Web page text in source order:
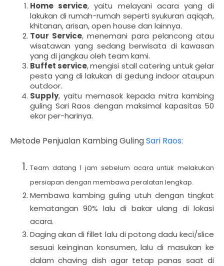
Home service, yaitu melayani acara yang di
lakukan di rumah-rumah seperti syukuran aqiqah,
khitanan, arisan, open house dan lainnya.
Tour Service, menemani para pelancong atau
wisatawan yang sedang berwisata di kawasan
yang di jangkau oleh team kami.
Buffet service,mengisi stall catering untuk gelar
pesta yang di lakukan di gedung indoor ataupun
outdoor.
Supply, yaitu memasok kepada mitra kambing
guling Sari Raos dengan maksimal kapasitas 50
ekor per-harinya.
Metode Penjualan Kambing GulingSari Raos:
Team datang 1 jam sebelum acara untuk melakukan
persiapan dengan membawa peralatan lengkap.
Membawa kambing guling utuh dengan tingkat
kematangan 90% lalu di bakar ulang di lokasi
acara.
Daging akan di fillet lalu di potong dadu keci/slice
sesuai keinginan konsumen, lalu di masukan ke
dalam chaving dish agar tetap panas saat di